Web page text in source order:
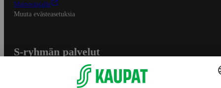
Mainostajalle
Muuta evästeasetuksia
S-ryhmän palvelut